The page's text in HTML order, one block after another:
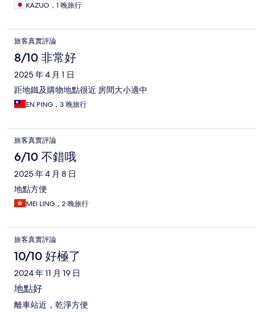
KAZUO，1 晚旅行
旅客真實評論
8/10 非常好
2025 年 4 月 1 日
距地鐵及購物地點很近 房間大小適中
EN PING，3 晚旅行
旅客真實評論
6/10 不錯哦
2025 年 4 月 8 日
地點方便
MEI LING，2 晚旅行
旅客真實評論
10/10 好極了
2024 年 11 月 19 日
地點好
離車站近，乾淨方便